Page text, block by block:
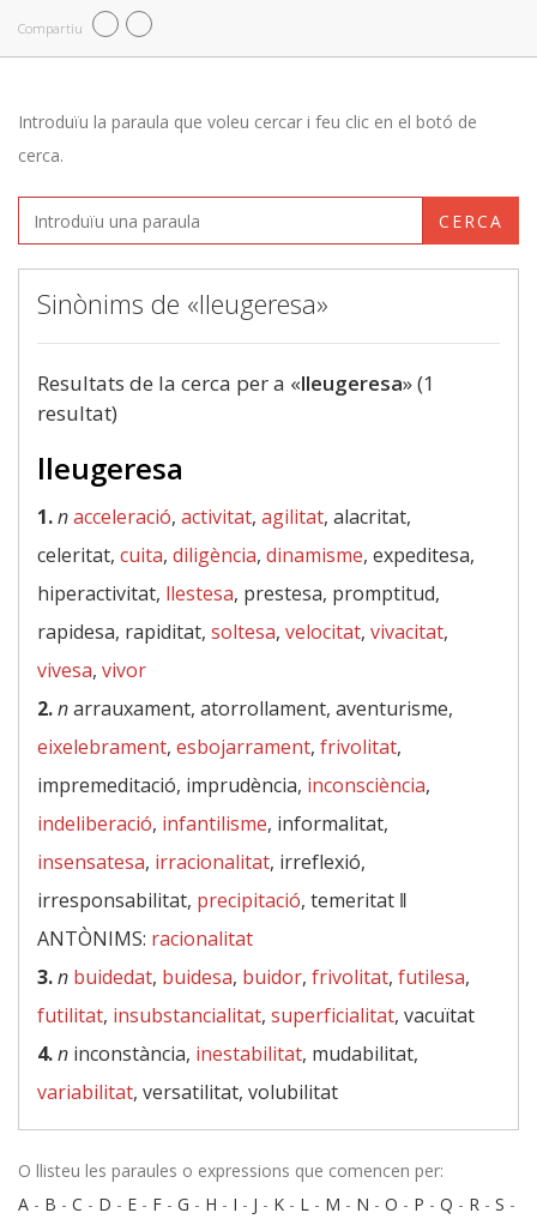
Compartiu
Introduïu la paraula que voleu cercar i feu clic en el botó de
cerca.
CERCA
Sinònims de «lleugeresa»
Resultats de la cerca per a «lleugeresa» (1
resultat)
lleugeresa
1.nacceleració, activitat, agilitat, alacritat,
celeritat, cuita, diligència, dinamisme, expeditesa,
hiperactivitat, llestesa, prestesa, promptitud,
rapidesa, rapiditat, soltesa, velocitat, vivacitat,
vivesa, vivor
2.narrauxament, atorrollament, aventurisme,
eixelebrament, esbojarrament, frivolitat,
impremeditació, imprudència, inconsciència,
indeliberació, infantilisme, informalitat,
insensatesa, irracionalitat, irreflexió,
irresponsabilitat, precipitació, temeritat ‖
ANTÒNIMS: racionalitat
3.n buidedat, buidesa, buidor, frivolitat, futilesa,
futilitat, insubstancialitat, superficialitat, vacuïtat
4.n inconstància, inestabilitat, mudabilitat,
variabilitat, versatilitat, volubilitat
O llisteu les paraules o expressions que comencen per:
A - B - C - D - E - F - G - H - I - J - K - L - M - N - O - P - Q - R - S -